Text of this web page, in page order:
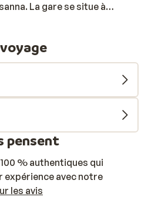
La gare se situe à
l'hôtel, ce qui facilite
avec terrasse du Dwo Sirius
ensoleillée. Vous y
où savourer de délicieuses
lors de votre séjour,
au bar de la plage. Quant au
buffet varié, certains plats
sous vos yeux par le chef.
du sauna, du jacuzzi ou du
ensuite dans le lounge avec
les plus sportifs
de fitness, également à
pensent
% authentiques qui
avec notre
les avis